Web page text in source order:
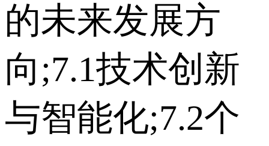
的未来发展方
向;7.1技术创新
与智能化;7.2个